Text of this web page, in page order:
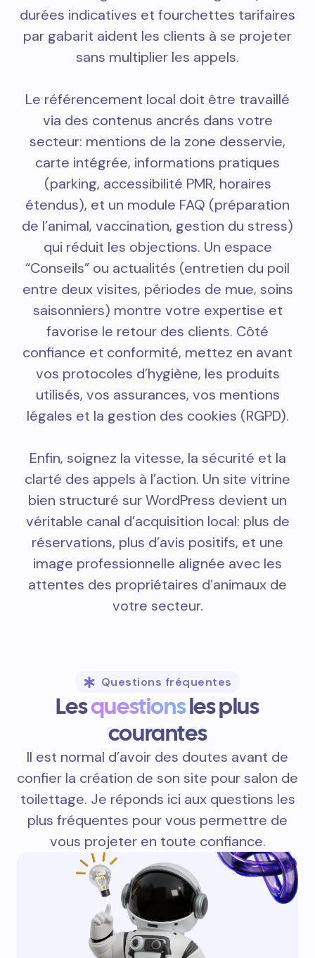
durées indicatives et fourchettes tarifaires
par gabarit aident les clients à se projeter
sans multiplier les appels.
Le référencement local doit être travaillé
via des contenus ancrés dans votre
secteur: mentions de la zone desservie,
carte intégrée, informations pratiques
(parking, accessibilité PMR, horaires
étendus), et un module FAQ (préparation
de l’animal, vaccination, gestion du stress)
qui réduit les objections. Un espace
“Conseils” ou actualités (entretien du poil
entre deux visites, périodes de mue, soins
saisonniers) montre votre expertise et
favorise le retour des clients. Côté
confiance et conformité, mettez en avant
vos protocoles d’hygiène, les produits
utilisés, vos assurances, vos mentions
légales et la gestion des cookies (RGPD).
Enfin, soignez la vitesse, la sécurité et la
clarté des appels à l’action. Un site vitrine
bien structuré sur WordPress devient un
véritable canal d’acquisition local: plus de
réservations, plus d’avis positifs, et une
image professionnelle alignée avec les
attentes des propriétaires d’animaux de
votre secteur.
Questions fréquentes
Lesquestionsles plus
courantes
Il est normal d’avoir des doutes avant de
confier la création de son site pour salon de
toilettage. Je réponds ici aux questions les
plus fréquentes pour vous permettre de
vous projeter en toute confiance.